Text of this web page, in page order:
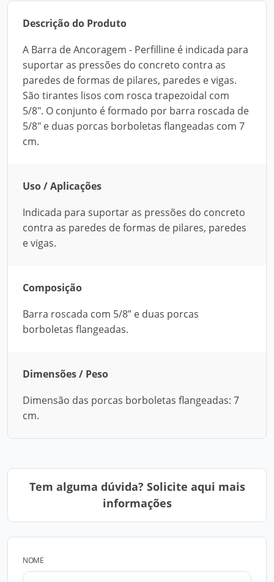
Descrição do Produto
A Barra de Ancoragem - Perfilline é indicada para
suportar as pressões do concreto contra as
paredes de formas de pilares, paredes e vigas.
São tirantes lisos com rosca trapezoidal com
5/8". O conjunto é formado por barra roscada de
5/8" e duas porcas borboletas flangeadas com 7
cm.
Uso / Aplicações
Indicada para suportar as pressões do concreto
contra as paredes de formas de pilares, paredes
e vigas.
Composição
Barra roscada com 5/8” e duas porcas
borboletas flangeadas.
Dimensões / Peso
Dimensão das porcas borboletas flangeadas: 7
cm.
Tem alguma dúvida? Solicite aqui mais
informações
NOME